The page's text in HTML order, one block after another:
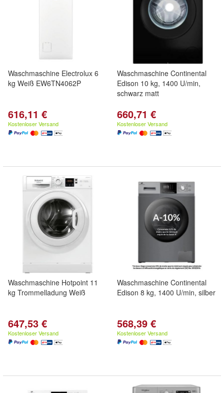
Waschmaschine Electrolux 6
kg Weiß EW6TN4062P
616,11 €
Kostenloser Versand
Waschmaschine Continental
Edison 10 kg, 1400 U/min,
schwarz matt
660,71 €
Kostenloser Versand
Waschmaschine Hotpoint 11
kg Trommelladung Weiß
647,53 €
Kostenloser Versand
Waschmaschine Continental
Edison 8 kg, 1400 U/min, silber
568,39 €
Kostenloser Versand